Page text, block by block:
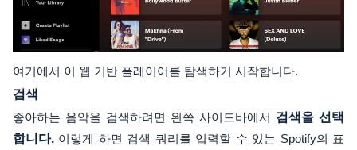
여기에서 이 웹 기반 플레이어를 탐색하기 시작합니다.
검색
좋아하는 음악을 검색하려면 왼쪽 사이드바에서 검색을 선택
합니다. 이렇게 하면 검색 쿼리를 입력할 수 있는 Spotify의 표